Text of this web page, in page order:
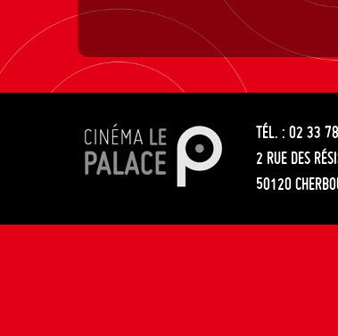
TÉL. : 02 33
2 RUE DES
50120